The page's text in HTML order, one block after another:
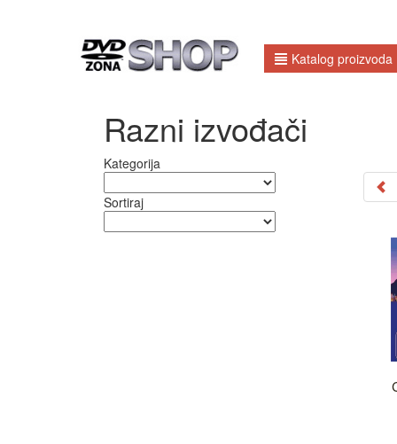
Katalog proizvoda
Razni izvođači
Kategorija
Sortiraj